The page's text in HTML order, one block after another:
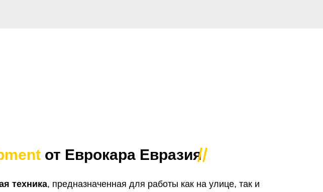
от Еврокара Евразия
техника, предназначенная для работы как на улице, так и